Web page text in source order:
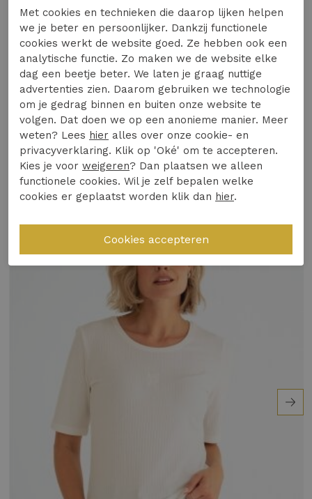
Gemaakt van comfortabel materiaal voor
dagelijks gebruik
Trendy rode kleur die je outfit laat stralen
Ideaal voor de zomerse maanden, van mei
tot augustus
Verwen jezelf vandaag nog met deze must-have
top en maak jouw zomeroutfit compleet!
Lees meer
Specificaties
Winkelvoorraad
Gerelateerde producten
Met cookies en technieken die daarop lijken helpen
we je beter en persoonlijker. Dankzij functionele
cookies werkt de website goed. Ze hebben ook een
analytische functie. Zo maken we de website elke
dag een beetje beter. We laten je graag nuttige
advertenties zien. Daarom gebruiken we technologie
om je gedrag binnen en buiten onze website te
volgen. Dat doen we op een anonieme manier. Meer
weten? Lees hier alles over onze cookie- en
privacyverklaring. Klik op 'Oké' om te accepteren.
Kies je voor weigeren? Dan plaatsen we alleen
functionele cookies. Wil je zelf bepalen welke
cookies er geplaatst worden klik dan hier.